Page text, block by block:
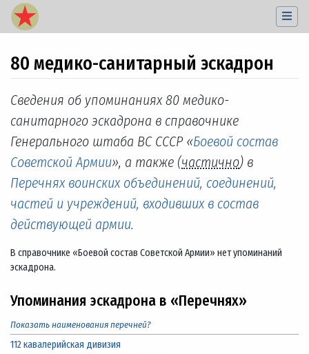
80 медико-санитарный эскадрон
Перейти к:навигация,поиск
Сведения об упоминаниях 80 медико-
санитарного эскадрона в справочнике
Генерального штаба ВС СССР «Боевой состав
Советской Армии», а также (частично) в
Перечнях воинских объединений, соединений,
частей и учреждений, входивших в состав
действующей армии.
В справочнике «Боевой состав Советской Армии» нет упоминаний
эскадрона.
Упоминания эскадрона в «Перечнях»
Показать наименования перечней?
112 кавалерийская дивизия